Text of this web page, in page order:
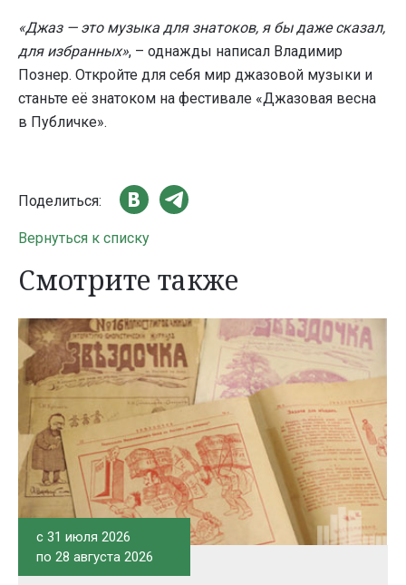
«Джаз — это музыка для знатоков, я бы даже сказал,
для избранных», – однажды написал Владимир
Познер. Откройте для себя мир джазовой музыки и
станьте её знатоком на фестивале «Джазовая весна
в Публичке».
Поделиться:
Вернуться к списку
Смотрите также
c 31 июля 2026
по 28 августа 2026